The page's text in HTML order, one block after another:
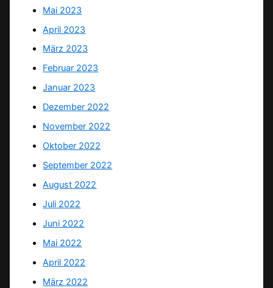
Mai 2023
April 2023
März 2023
Februar 2023
Januar 2023
Dezember 2022
November 2022
Oktober 2022
September 2022
August 2022
Juli 2022
Juni 2022
Mai 2022
April 2022
März 2022